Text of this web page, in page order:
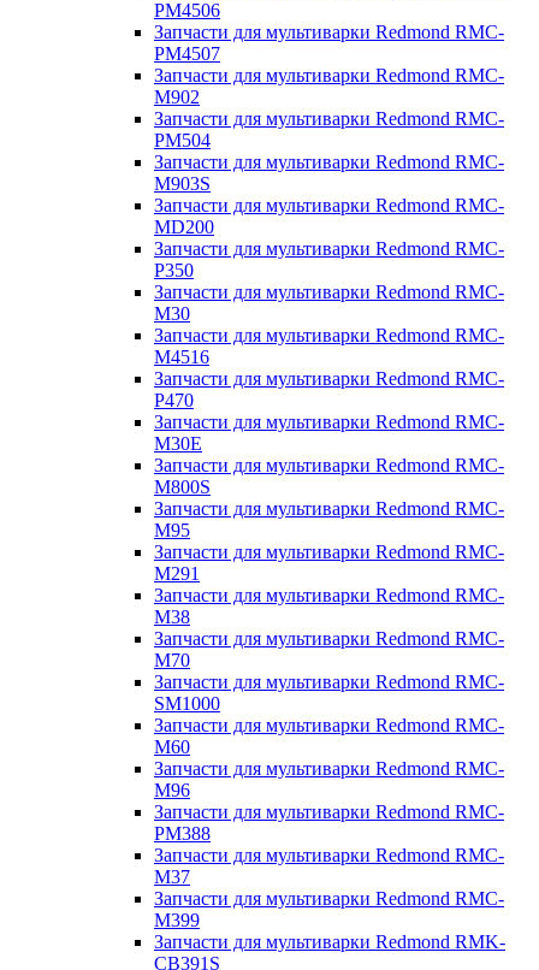
PM4506
Запчасти для мультиварки Redmond RMC-
PM4507
Запчасти для мультиварки Redmond RMC-
M902
Запчасти для мультиварки Redmond RMC-
PM504
Запчасти для мультиварки Redmond RMC-
M903S
Запчасти для мультиварки Redmond RMC-
MD200
Запчасти для мультиварки Redmond RMC-
P350
Запчасти для мультиварки Redmond RMC-
M30
Запчасти для мультиварки Redmond RMC-
M4516
Запчасти для мультиварки Redmond RMC-
P470
Запчасти для мультиварки Redmond RMC-
M30E
Запчасти для мультиварки Redmond RMC-
M800S
Запчасти для мультиварки Redmond RMC-
M95
Запчасти для мультиварки Redmond RMC-
M291
Запчасти для мультиварки Redmond RMC-
M38
Запчасти для мультиварки Redmond RMC-
M70
Запчасти для мультиварки Redmond RMC-
SM1000
Запчасти для мультиварки Redmond RMC-
M60
Запчасти для мультиварки Redmond RMC-
M96
Запчасти для мультиварки Redmond RMC-
PM388
Запчасти для мультиварки Redmond RMC-
M37
Запчасти для мультиварки Redmond RMC-
M399
Запчасти для мультиварки Redmond RMK-
CB391S